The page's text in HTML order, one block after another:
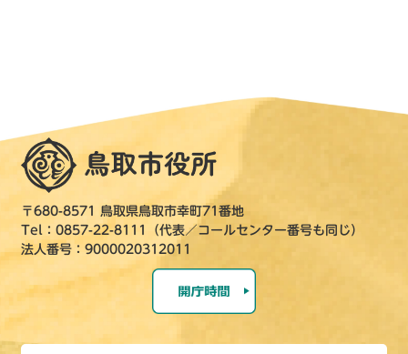
〒680-8571 鳥取県鳥取市幸町71番地
Tel：0857-22-8111（代表／コールセンター番号も同じ）
法人番号：9000020312011